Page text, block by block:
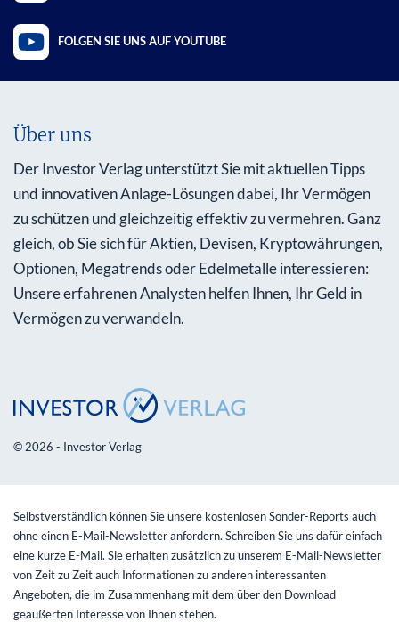
FOLGEN SIE UNS AUF YOUTUBE
Über uns
Der Investor Verlag unterstützt Sie mit aktuellen Tipps
und innovativen Anlage-Lösungen dabei, Ihr Vermögen
zu schützen und gleichzeitig effektiv zu vermehren. Ganz
gleich, ob Sie sich für Aktien, Devisen, Kryptowährungen,
Optionen, Megatrends oder Edelmetalle interessieren:
Unsere erfahrenen Analysten helfen Ihnen, Ihr Geld in
Vermögen zu verwandeln.
© 2026 - Investor Verlag
Selbstverständlich können Sie unsere kostenlosen Sonder-Reports auch
ohne einen E-Mail-Newsletter anfordern. Schreiben Sie uns dafür einfach
eine kurze E-Mail. Sie erhalten zusätzlich zu unserem E-Mail-Newsletter
von Zeit zu Zeit auch Informationen zu anderen interessanten
Angeboten, die im Zusammenhang mit dem über den Download
geäußerten Interesse von Ihnen stehen.